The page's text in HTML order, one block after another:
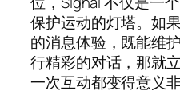
保护运动的灯塔。如
的消息体验，既能维
行精彩的对话，那就
一次互动都变得意义